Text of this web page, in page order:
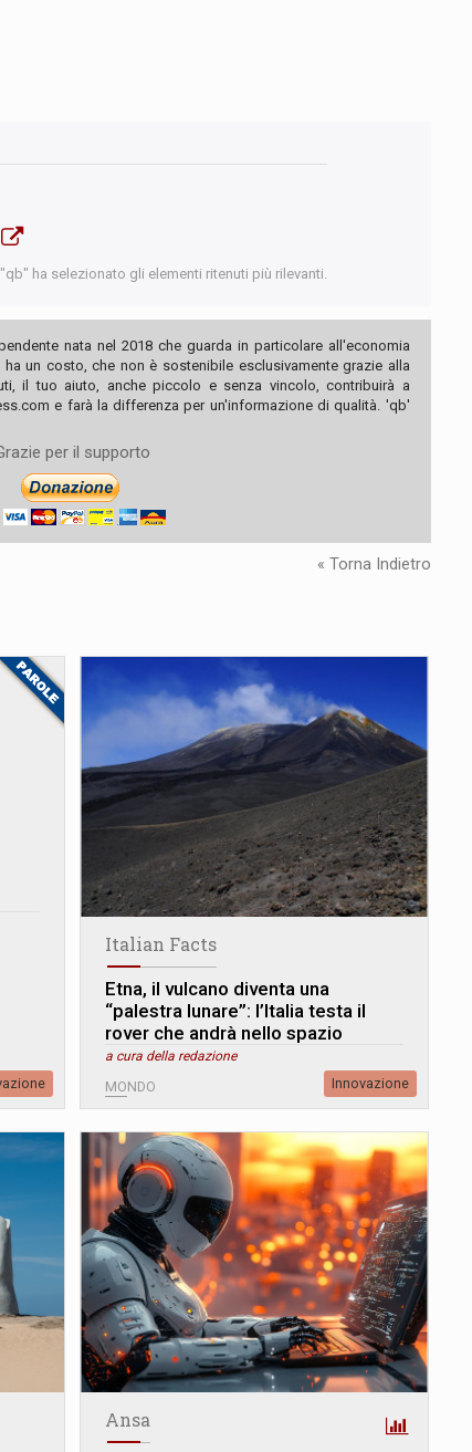
ha selezionato gli elementi ritenuti più rilevanti.
nata nel 2018 che guarda in particolare all'economia
un costo, che non è sostenibile esclusivamente grazie alla
il tuo aiuto, anche piccolo e senza vincolo, contribuirà a
e farà la differenza per un'informazione di qualità. 'qb'
per il supporto
« Torna Indietro
Italian Facts
Etna, il vulcano diventa una
“palestra lunare”: l’Italia testa il
rover che andrà nello spazio
a cura della redazione
MONDO Innovazione
Ansa